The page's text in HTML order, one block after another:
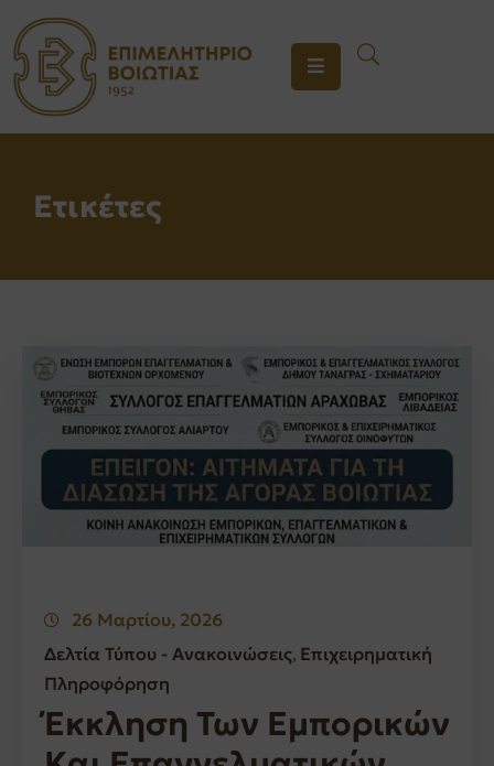
ΤΟ
ΕΠΙΜΕΛΗΤΗΡΙΟ
ΕΝΗΜΕΡΩΣΗ
Ετικέτες
26 Μαρτίου, 2026
Δελτία Τύπου - Ανακοινώσεις‚ Επιχειρηματική
Πληροφόρηση
Έκκληση Των Εμπορικών